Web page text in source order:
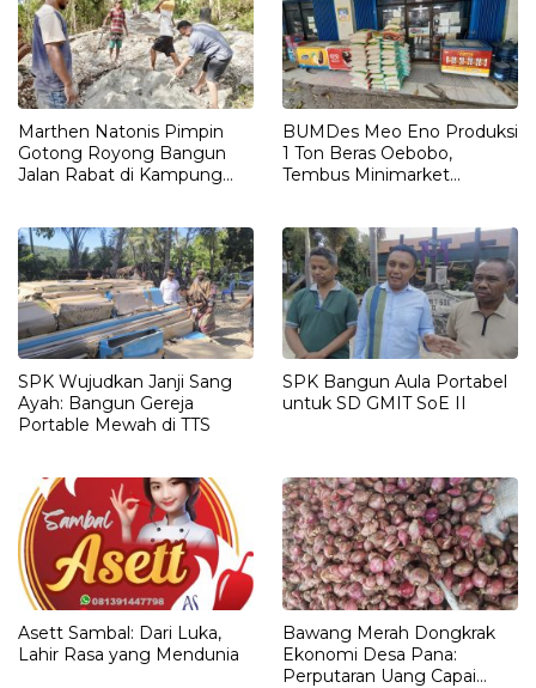
Marthen Natonis Pimpin
Gotong Royong Bangun
Jalan Rabat di Kampung
BUMDes Meo Eno Produksi
1 Ton Beras Oebobo,
Tembus Minimarket
SPK Wujudkan Janji Sang
Ayah: Bangun Gereja
Portable Mewah di TTS
SPK Bangun Aula Portabel
untuk SD GMIT SoE II
Asett Sambal: Dari Luka,
Lahir Rasa yang Mendunia
Bawang Merah Dongkrak
Ekonomi Desa Pana:
Perputaran Uang Capai